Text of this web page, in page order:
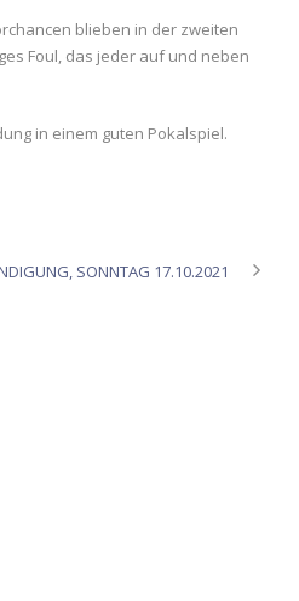
blieben in der zweiten
Foul, das jeder auf und neben
in einem guten Pokalspiel.
SONNTAG 17.10.2021